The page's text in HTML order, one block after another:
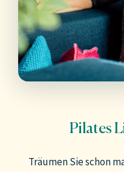
Pilates
Träumen Sie schon